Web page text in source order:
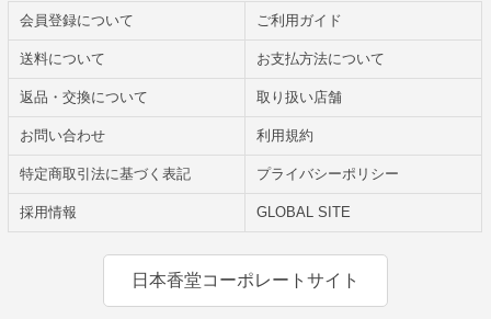
会員登録について ご利用ガイド
送料について お支払方法について
返品・交換について 取り扱い店舗
お問い合わせ 利用規約
特定商取引法に基づく表記 プライバシーポリシー
採用情報 GLOBAL SITE
日本香堂コーポレートサイト